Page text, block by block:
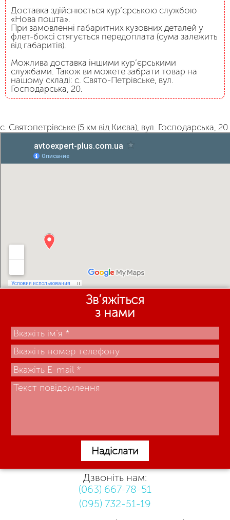
Доставка здійснюється кур’єрською службою
«Нова пошта».
При замовленні габаритних кузовних деталей у
флет-боксі стягується передоплата (сума залежить
від габаритів).
Можлива доставка іншими кур’єрськими
службами. Також ви можете забрати товар на
нашому складі: с. Свято-Петрівське, вул.
Господарська, 20.
с. Святопетрівське (5 км від Києва), вул. Господарська, 20
Зв’яжіться
з нами
Надіслати
Дзвоніть нам:
(063) 667-78-51
(095) 732-51-19